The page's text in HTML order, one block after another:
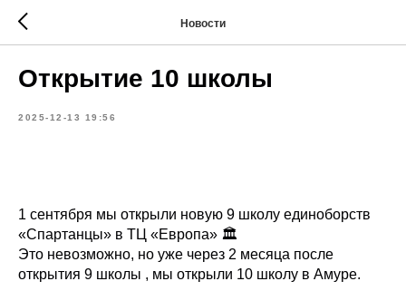
Новости
Открытие 10 школы
2025-12-13 19:56
1 сентября мы открыли новую 9 школу единоборств
«Спартанцы» в ТЦ «Европа» 🏛️
Это невозможно, но уже через 2 месяца после
открытия 9 школы , мы открыли 10 школу в Амуре.